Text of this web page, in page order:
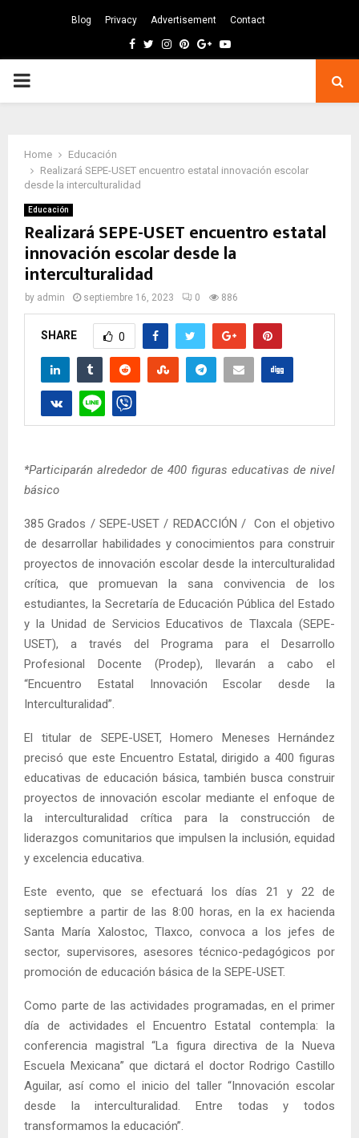
Blog Privacy Advertisement Contact
Facebook
TwitterInstagram
Pinterest
GoogleYoutube
PRIMARY
Home
Educación
Realizará SEPE-USET encuentro estatal innovación escolar
desde la interculturalidad
Educación
Realizará SEPE-USET encuentro estatal
innovación escolar desde la
interculturalidad
by admin septiembre 16, 2023 0 886
SHARE 0
*Participarán alrededor de 400 figuras educativas de nivel
básico
385 Grados / SEPE-USET / REDACCIÓN / Con el objetivo
de desarrollar habilidades y conocimientos para construir
proyectos de innovación escolar desde la interculturalidad
crítica, que promuevan la sana convivencia de los
estudiantes, la Secretaría de Educación Pública del Estado
y la Unidad de Servicios Educativos de Tlaxcala (SEPE-
USET), a través del Programa para el Desarrollo
Profesional Docente (Prodep), llevarán a cabo el
“Encuentro Estatal Innovación Escolar desde la
Interculturalidad”.
El titular de SEPE-USET, Homero Meneses Hernández
precisó que este Encuentro Estatal, dirigido a 400 figuras
educativas de educación básica, también busca construir
proyectos de innovación escolar mediante el enfoque de
la interculturalidad crítica para la construcción de
liderazgos comunitarios que impulsen la inclusión, equidad
y excelencia educativa.
Este evento, que se efectuará los días 21 y 22 de
septiembre a partir de las 8:00 horas, en la ex hacienda
Santa María Xalostoc, Tlaxco, convoca a los jefes de
sector, supervisores, asesores técnico-pedagógicos por
promoción de educación básica de la SEPE-USET.
Como parte de las actividades programadas, en el primer
día de actividades el Encuentro Estatal contempla: la
conferencia magistral “La figura directiva de la Nueva
Escuela Mexicana” que dictará el doctor Rodrigo Castillo
Aguilar, así como el inicio del taller “Innovación escolar
desde la interculturalidad. Entre todas y todos
transformamos la educación”.